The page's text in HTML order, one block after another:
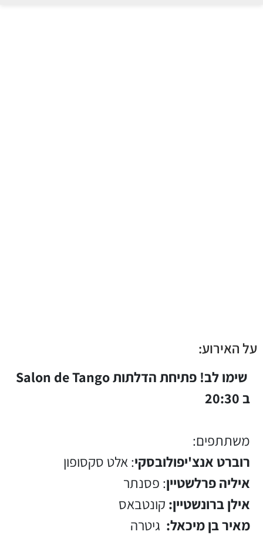
על האירוע:
שימו לב! פתיחת הדלתות Salon de Tango
ב 20:30
משתתפים:
רוברט אנצ'יפולובסקי: אלט סקסופון
איליה פרלשטיין: פסנתר
אילן ברונשטיין: קונטבאס
מאיר בן מיכאל: גיטרה